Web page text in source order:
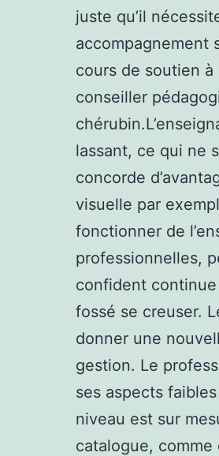
juste qu’il
accompagnement
cours de soutien
conseiller
lassant, ce qui ne
concorde
visuelle par
fonctionner de
professionnelles,
confident continue
fossé se creuser.
donner une
gestion. Le
ses aspects
niveau est sur
catalogue,